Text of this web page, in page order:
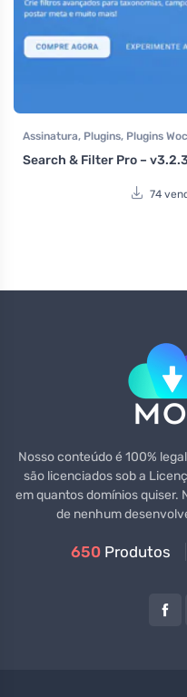
Assinatura, Plugins, Plugins
Woocommerce
Search & Filter Pro –
74
Nosso conteúdo é 100%
são licenciados sob a
em quantos domínios quiser.
de nenhum
650 Produtos